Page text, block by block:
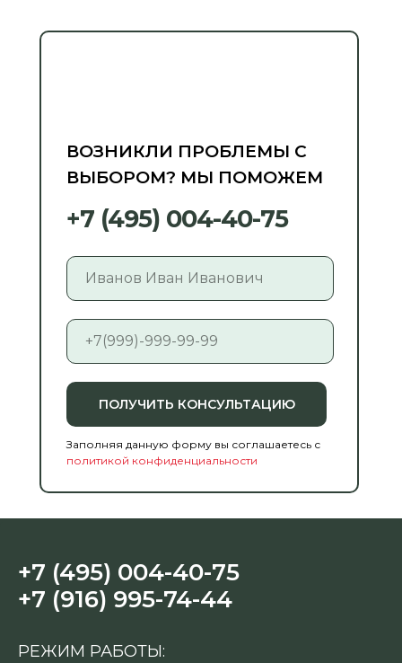
ПОЛУЧИТЬ КОНСУЛЬТАЦИЮ
ВОЗНИКЛИ ПРОБЛЕМЫ С
ВЫБОРОМ? МЫ ПОМОЖЕМ
Заполняя данную форму вы соглашаетесь с
политикой конфиденциальности
+7 (495) 004-40-75
+7 (495) 004-40-75
+7 (916) 995-74-44
РЕЖИМ РАБОТЫ: